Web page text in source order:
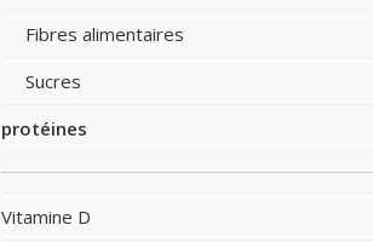
Fibres alimentaires
Sucres
protéines
Vitamine D